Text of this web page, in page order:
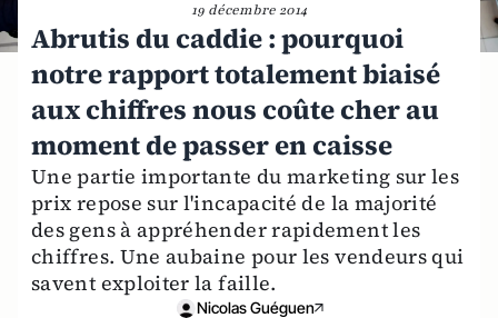
19 décembre 2014
Abrutis du caddie : pourquoi
notre rapport totalement biaisé
aux chiffres nous coûte cher au
moment de passer en caisse
Une partie importante du marketing sur les
prix repose sur l'incapacité de la majorité
des gens à appréhender rapidement les
chiffres. Une aubaine pour les vendeurs qui
savent exploiter la faille.
Nicolas Guéguen